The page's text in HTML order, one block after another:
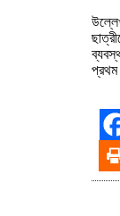
প্রথম